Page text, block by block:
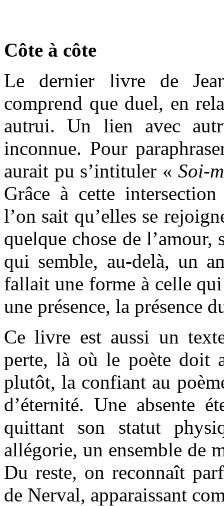
Côte à côte
Le dernier livre de
comprend que duel, en
autrui. Un lien avec
inconnue. Pour
aurait pu s’intituler « Soi-
Grâce à cette
l’on sait qu’elles se
quelque chose de l’amour,
qui semble, au-delà, un
fallait une forme à celle
une présence, la présence
Ce livre est aussi un
perte, là où le poète doit
plutôt, la confiant au
d’éternité. Une absente
quittant son statut
allégorie, un ensemble de
Du reste, on reconnaît
de Nerval, apparaissant